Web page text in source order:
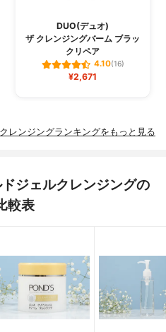
DUO(デュオ)
ザ クレンジングバーム ブラッ
クリペア
4.10(16)
¥2,671
クレンジングランキングをもっと見る
ジェルクレンジングの
較表